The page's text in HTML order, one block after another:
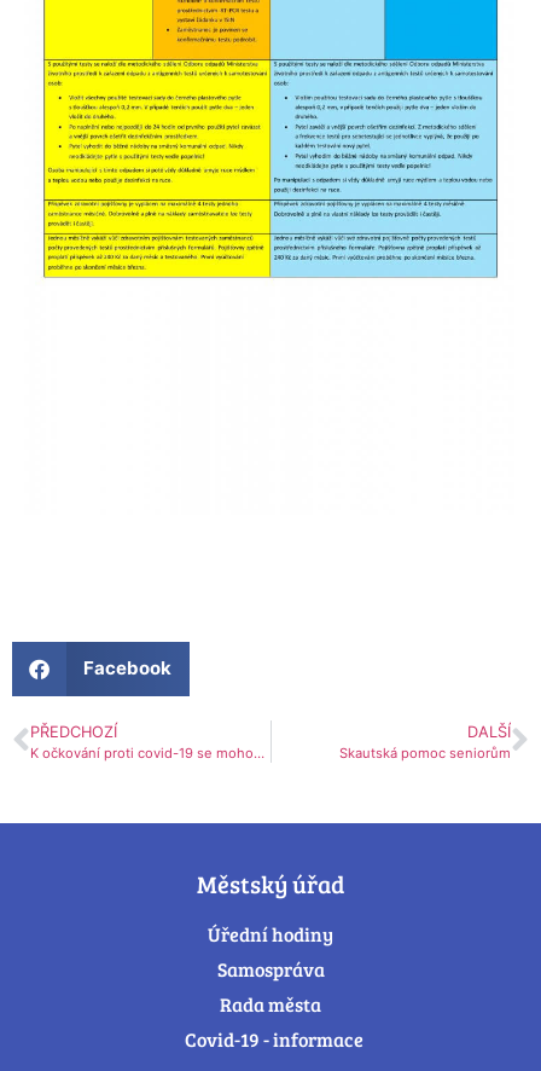
Facebook
PŘEDCHOZÍ
K očkování proti covid-19 se mohou nově registrovat také senioři od 70 let
DALŠÍ
Skautská pomoc seniorům
Městský úřad
Úřední hodiny
Samospráva
Rada města
Covid-19 - informace